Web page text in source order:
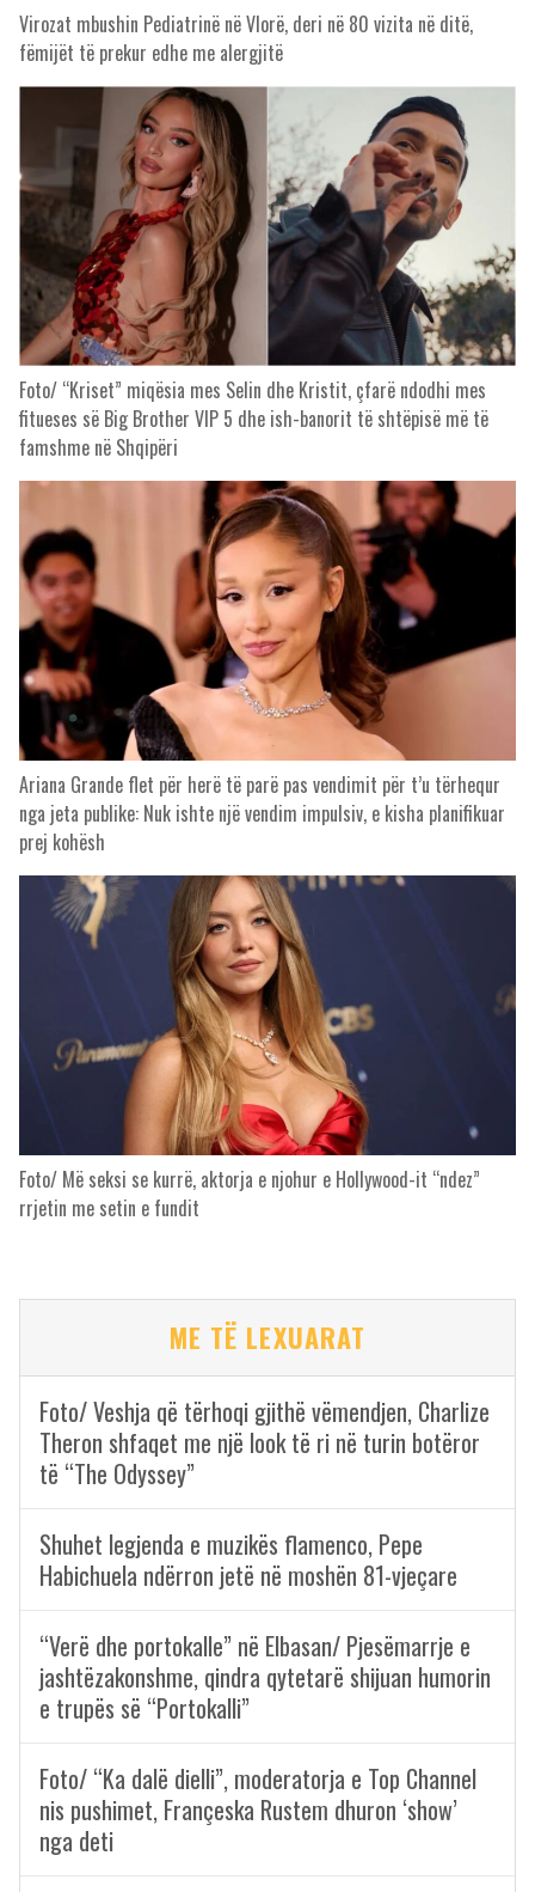
Virozat mbushin Pediatrinë në Vlorë, deri në 80 vizita në ditë,
fëmijët të prekur edhe me alergjitë
Foto/ “Kriset” miqësia mes Selin dhe Kristit, çfarë ndodhi mes
fitueses së Big Brother VIP 5 dhe ish-banorit të shtëpisë më të
famshme në Shqipëri
Ariana Grande flet për herë të parë pas vendimit për t’u tërhequr
nga jeta publike: Nuk ishte një vendim impulsiv, e kisha planifikuar
prej kohësh
Foto/ Më seksi se kurrë, aktorja e njohur e Hollywood-it “ndez”
rrjetin me setin e fundit
ME TË LEXUARAT
Foto/ Veshja që tërhoqi gjithë vëmendjen, Charlize
Theron shfaqet me një look të ri në turin botëror
të “The Odyssey”
Shuhet legjenda e muzikës flamenco, Pepe
Habichuela ndërron jetë në moshën 81-vjeçare
“Verë dhe portokalle” në Elbasan/ Pjesëmarrje e
jashtëzakonshme, qindra qytetarë shijuan humorin
e trupës së “Portokalli”
Foto/ “Ka dalë dielli”, moderatorja e Top Channel
nis pushimet, Françeska Rustem dhuron ‘show’
nga deti